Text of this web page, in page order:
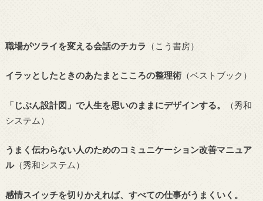
職場がツライを変える会話のチカラ （こう書房）
イラッとしたときのあたまとこころの整理術（ベストブック）
「じぶん設計図」で人生を思いのままにデザインする。
（秀和
システム）
うまく伝わらない人のためのコミュニケーション改善マニュア
ル（秀和システム）
感情スイッチを切りかえれば、すべての仕事がうまくいく。